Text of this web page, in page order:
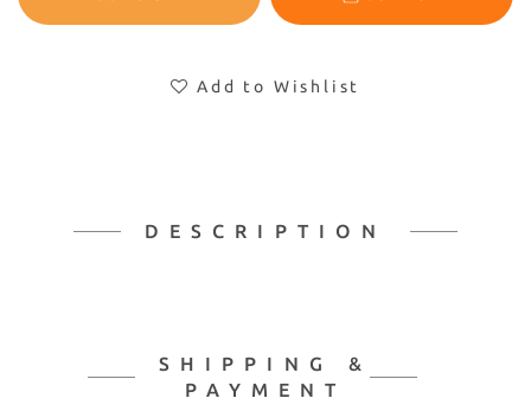
Add to Wishlist
DESCRIPTION
SHIPPING &
PAYMENT